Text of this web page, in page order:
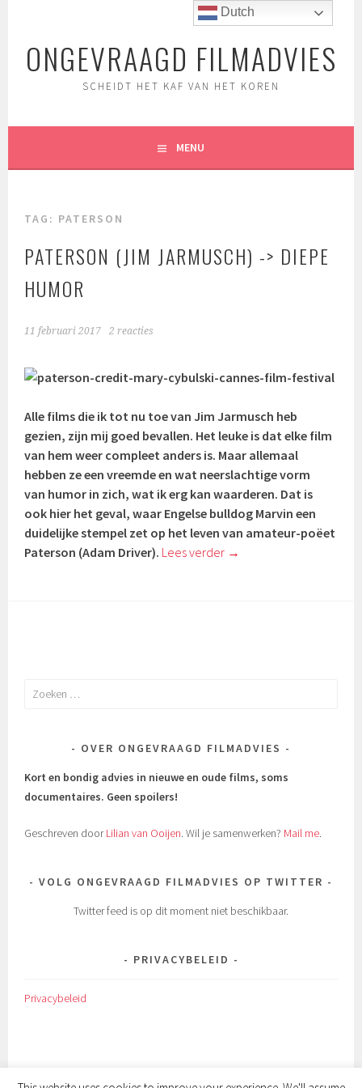
inhoudONGEVRAAGD FILMADVIES
SCHEIDT HET KAF VAN HET KOREN
MENU
TAG: PATERSON
PATERSON (JIM JARMUSCH) -> DIEPE
HUMOR
11 februari 2017 2 reacties
Alle films die ik tot nu toe van Jim Jarmusch heb
gezien, zijn mij goed bevallen. Het leuke is dat elke film
van hem weer compleet anders is. Maar allemaal
hebben ze een vreemde en wat neerslachtige vorm
van humor in zich, wat ik erg kan waarderen. Dat is
ook hier het geval, waar Engelse bulldog Marvin een
duidelijke stempel zet op het leven van amateur-poëet
Paterson (Adam Driver). Lees verder →
Zoeken
OVER ONGEVRAAGD FILMADVIES
Kort en bondig advies in nieuwe en oude films, soms
documentaires. Geen spoilers!
Geschreven doorLilian van Ooijen. Wil je samenwerken? Mail me.
VOLG ONGEVRAAGD FILMADVIES OP TWITTER
Twitter feed is op dit moment niet beschikbaar.
PRIVACYBELEID
Privacybeleid
Dutch